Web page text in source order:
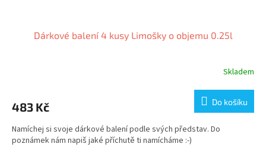
Dárkové balení 4 kusy Limošky o objemu 0.25l
Skladem
483 Kč Do košíku
Namíchej si svoje dárkové balení podle svých představ. Do
poznámek nám napiš jaké příchutě ti namícháme :-)